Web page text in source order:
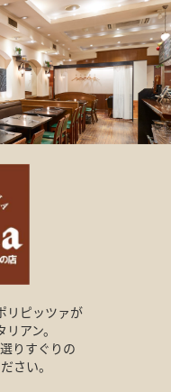
リピッツァが
アン。
りすぐりの
さい。